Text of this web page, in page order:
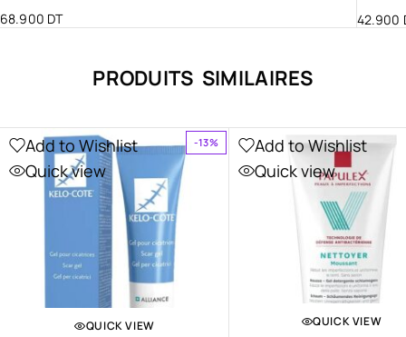
68.900 DT 42.900
PRODUITS SIMILAIRES
-13%
Add to Wishlist
Quick view
QUICK VIEW
Add to Wishlist
Quick view
QUICK VIEW